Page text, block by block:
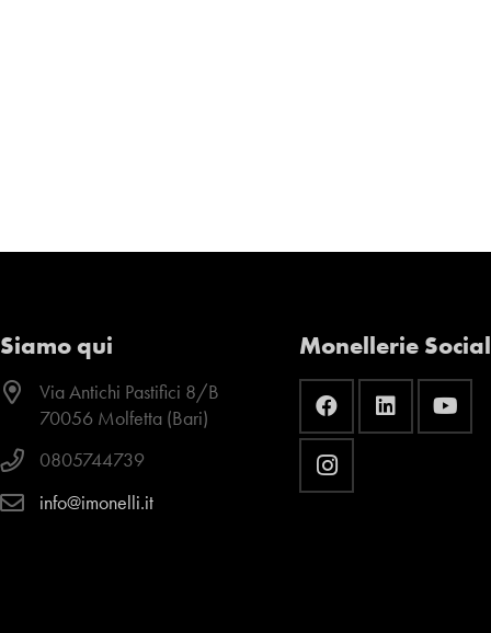
Siamo qui
Via Antichi Pastifici 8/B
70056 Molfetta (Bari)
0805744739
info@imonelli.it
Monellerie Social